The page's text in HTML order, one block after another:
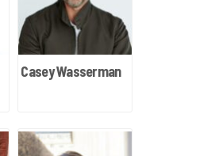
Casey Wasserman